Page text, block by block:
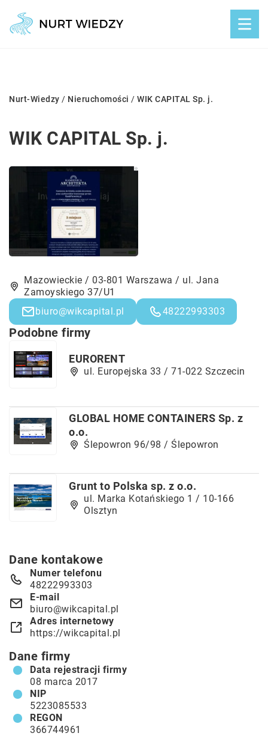
Nurt-Wiedzy / Nieruchomości / WIK CAPITAL Sp. j.
WIK CAPITAL Sp. j.
Mazowieckie / 03-801 Warszawa / ul. Jana
Zamoyskiego 37/U1
biuro@wikcapital.pl
48222993303
Podobne firmy
EURORENT
ul. Europejska 33 / 71-022 Szczecin
GLOBAL HOME CONTAINERS Sp. z
o.o.
Ślepowron 96/98 / Ślepowron
Grunt to Polska sp. z o.o.
ul. Marka Kotańskiego 1 / 10-166
Olsztyn
Dane kontakowe
Numer telefonu
48222993303
E-mail
biuro@wikcapital.pl
Adres internetowy
https://wikcapital.pl
Dane firmy
Data rejestracji firmy
08 marca 2017
NIP
5223085533
REGON
366744961